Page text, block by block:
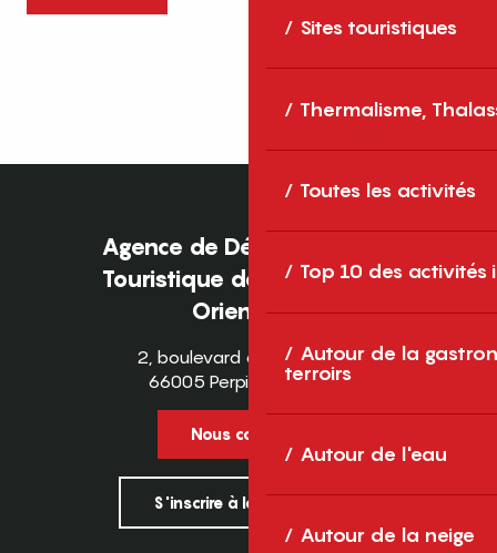
Sites touristiques
Thermalisme,
Toutes les activités
Top 10 des activités
Autour de la
terroirs
Autour de l'eau
Autour de la neige
Pyrénées-Orientales sont une destination
idéale pour partager des moments en
famille tout au long...
Agence de Développement
Touristique des Pyrénées-
Orientales
2, boulevard des Pyrénées
66005 Perpignan Cedex
Nous contacter
S'inscrire à la newsletter